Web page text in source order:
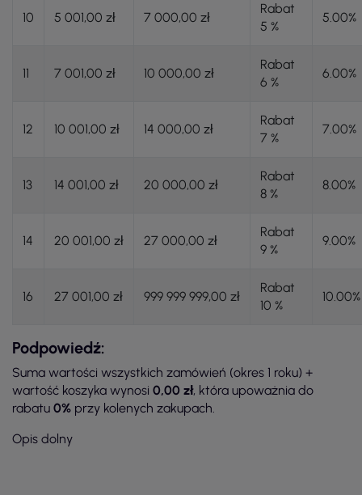
10 5 001,00 zł 7 000,00 zł
Rabat
5 %
5.00%
11 7 001,00 zł 10 000,00 zł
Rabat
6 %
6.00%
12 10 001,00 zł 14 000,00 zł
Rabat
7 %
7.00%
13 14 001,00 zł 20 000,00 zł
Rabat
8 %
8.00%
14 20 001,00 zł 27 000,00 zł
Rabat
9 %
9.00%
16 27 001,00 zł 999 999 999,00 zł
Rabat
10 %
10.00%
Podpowiedź:
Suma wartości wszystkich zamówień (okres 1 roku) +
wartość koszyka wynosi 0,00 zł, która upoważnia do
rabatu 0% przy kolenych zakupach.
Opis dolny